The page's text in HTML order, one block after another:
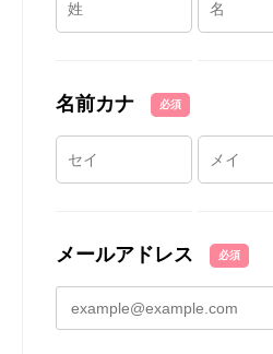
名前カナ 必須
メールアドレス 必須